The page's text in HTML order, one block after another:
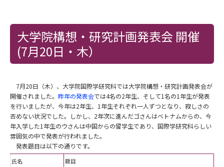
大学院構想・研究計画発表会 開催
(7月20日・木）
7月20日（木）、大学院国際学研究科では大学院構想・研究計画発表会が
開催されました。 昨年の発表会では4名の2年生、そして1名の1年生が発表
を行いましたが、今年は2年生、1年生それぞれ一人ずつとなり、寂しさの
否めない状況でした。しかし、2年次に進んだゴさんはベトナムからの、今
年入学した1年生のウさんは中国からの留学生であり、国際学研究科らしい
雰囲気の中で発表が行われました。
発表題目は以下の通りです。
氏名 題目